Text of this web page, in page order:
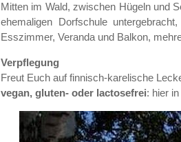
Mitten im Wald, zwischen Hügeln und
ehemaligen Dorfschule
Esszimmer, Veranda und Balkon,
Verpflegung
Freut Euch auf finnisch-karelische
vegan, gluten- oder lactosefrei: hier